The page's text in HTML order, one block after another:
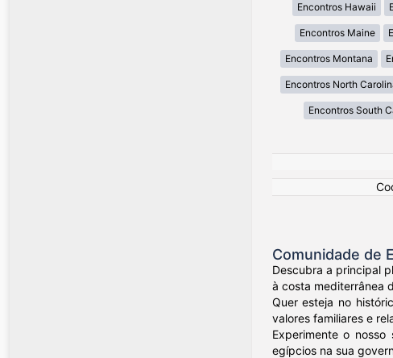
Encontros Hawaii
Encontros Maine
Encontros Montana
Encontros North
Encontros South
Comunidade de
Descubra a principal
à costa mediterrânea
Quer esteja no
valores familiares e
Experimente o
egípcios na sua